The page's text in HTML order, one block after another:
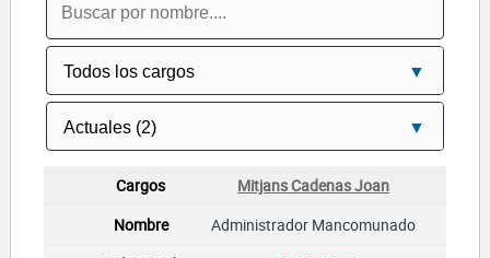
Mitjans Cadenas Joan
Administrador Mancomunado